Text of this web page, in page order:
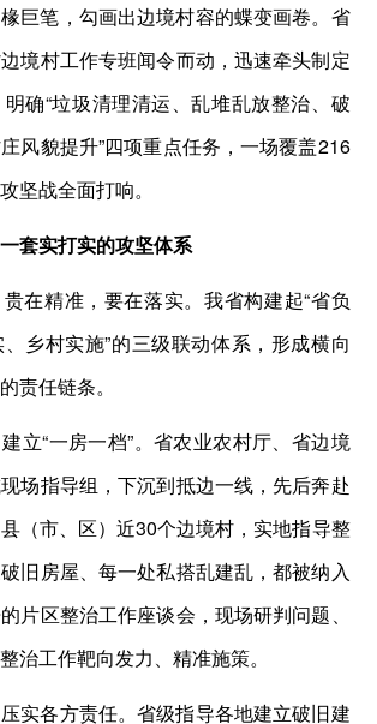
巨笔，勾画出边境村容的蝶变画卷。省
境村工作专班闻令而动，迅速牵头制定
确“垃圾清理清运、乱堆乱放整治、破
风貌提升”四项重点任务，一场覆盖216
坚战全面打响。
套实打实的攻坚体系
在精准，要在落实。我省构建起“省负
乡村实施”的三级联动体系，形成横向
责任链条。
立“一房一档”。省农业农村厅、省边境
场指导组，下沉到抵边一线，先后奔赴
（市、区）近30个边境村，实地指导整
旧房屋、每一处私搭乱建乱，都被纳入
片区整治工作座谈会，现场研判问题、
治工作靶向发力、精准施策。
实各方责任。省级指导各地建立破旧建